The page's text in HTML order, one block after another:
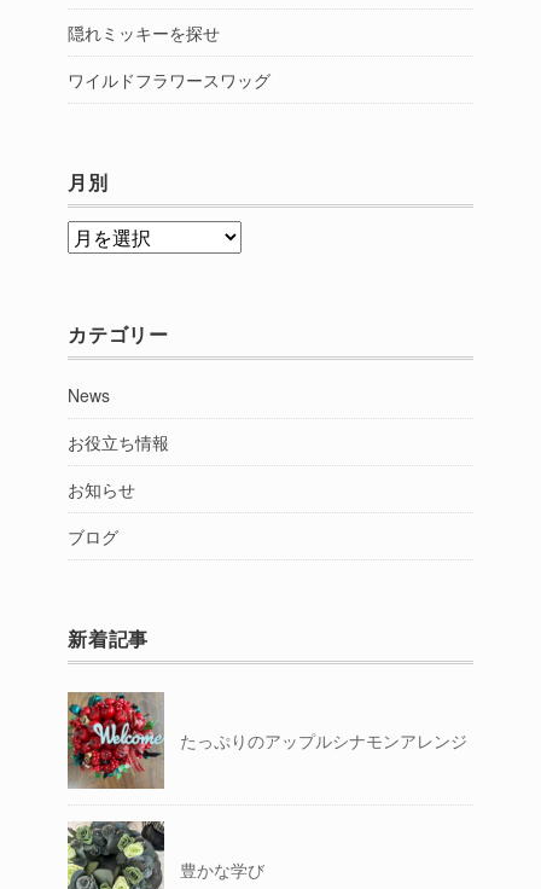
隠れミッキーを探せ
ワイルドフラワースワッグ
月別
月
カテゴリー
News
お役立ち情報
お知らせ
ブログ
新着記事
たっぷりのアップルシナモンアレンジ
豊かな学び